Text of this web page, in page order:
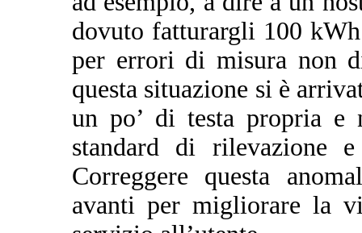
dovuto fatturargli 100
per errori di misura non
questa situazione si è
un po’ di testa propria e
standard di rilevazione
Correggere questa
avanti per migliorare la